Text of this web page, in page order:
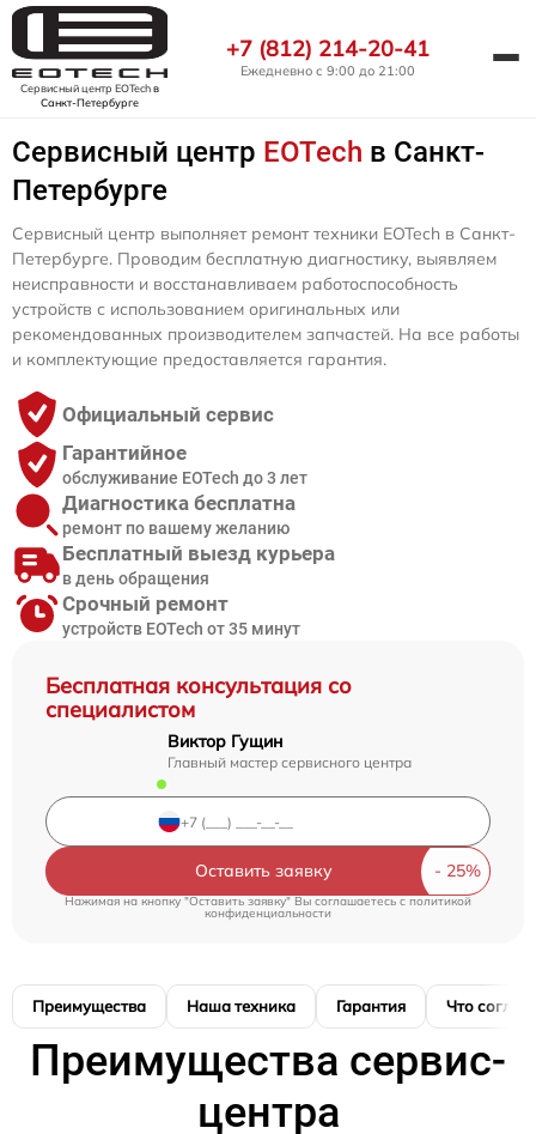
Сервисный центр EOTechв
Санкт-Петербурге
+7 (812) 214-20-41
Ежедневно с 9:00 до 21:00
Сервисный центр EOTech в Санкт-
Петербурге
Бесплатная консультация со
специалистом
Виктор Гущин
Главный мастер сервисного центра
Оставить заявку
Нажимая на кнопку "Оставить заявку" Вы соглашаетесь cполитикой
конфиденциальности
Сервисный центр выполняет ремонт техники EOTech в Санкт-
Петербурге. Проводим бесплатную диагностику, выявляем
неисправности и восстанавливаем работоспособность
устройств с использованием оригинальных или
рекомендованных производителем запчастей. На все работы
и комплектующие предоставляется гарантия.
Официальный сервис
Гарантийное
обслуживание EOTech до 3 лет
Диагностика бесплатна
ремонт по вашему желанию
Бесплатный выезд курьера
в день обращения
Срочный ремонт
устройств EOTech от 35 минут
Преимущества Наша техника Гарантия Что
Преимущества сервис-
центра